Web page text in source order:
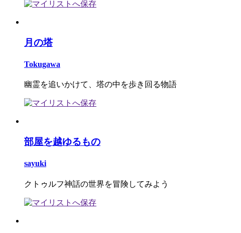
月の塔
Tokugawa
幽霊を追いかけて、塔の中を歩き回る物語
部屋を越ゆるもの
sayuki
クトゥルフ神話の世界を冒険してみよう